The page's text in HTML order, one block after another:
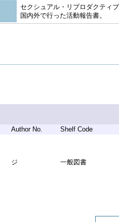
セクシュアル・リプロダクティ
国内外で行った活動報告書。
Author No. Shelf Code
ジ 一般図書